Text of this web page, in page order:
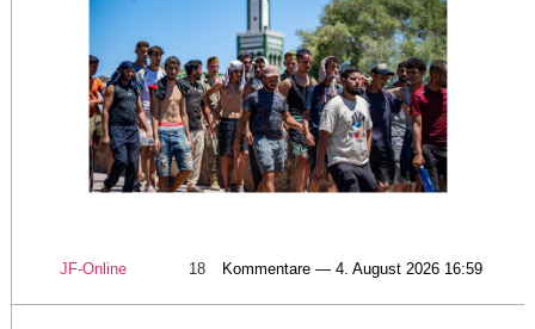
JF-Online 18 Kommentare — 4. August 2026 16:59